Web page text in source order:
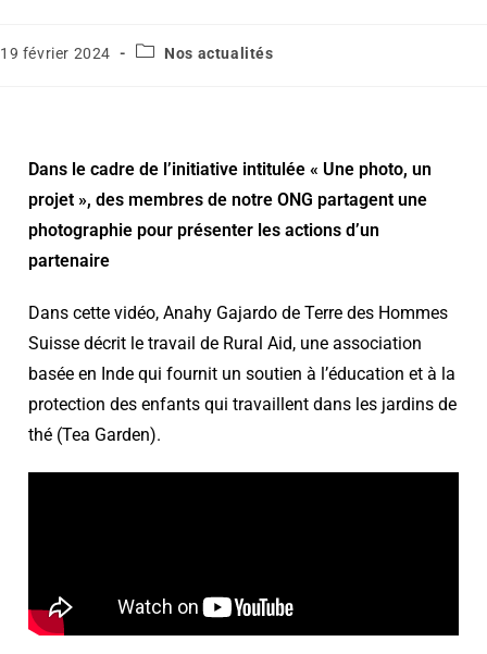
19 février 2024 Nos actualités
Dans le cadre de l’initiative intitulée « Une photo, un
projet », des membres de notre ONG partagent une
photographie pour présenter les actions d’un
partenaire
Dans cette vidéo, Anahy Gajardo de Terre des Hommes
Suisse décrit le travail de Rural Aid, une association
basée en Inde qui fournit un soutien à l’éducation et à la
protection des enfants qui travaillent dans les jardins de
thé (Tea Garden).